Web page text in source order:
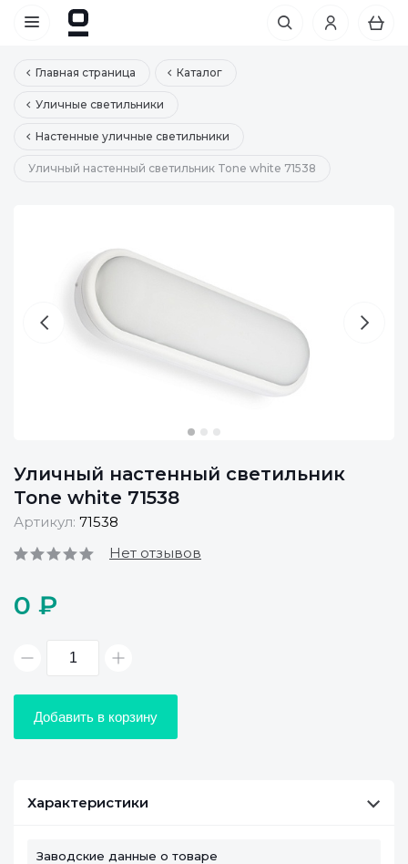
Главная страница Каталог
Уличные светильники
Настенные уличные светильники
Уличный настенный светильник Tone white 71538
Уличный настенный светильник
Tone white 71538
Артикул: 71538
Нет отзывов
0 ₽
Добавить в корзину
Характеристики
Заводские данные о товаре